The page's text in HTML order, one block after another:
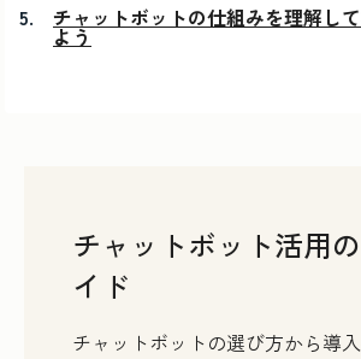
チャットボットの仕組みを理解し
よう
チャットボット活用
イド
チャットボットの選び方から導